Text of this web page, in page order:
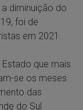
diminuição do
foi de
em 2021.
que mais
se os meses
das
do Sul